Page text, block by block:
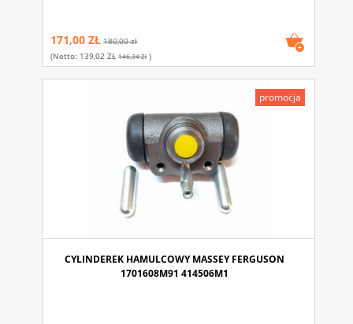
171,00 ZŁ 180,00 zł
(netto: 139,02 ZŁ 146,34 Zł)
CYLINDEREK HAMULCOWY MASSEY FERGUSON
1701608M91 414506M1
promocja